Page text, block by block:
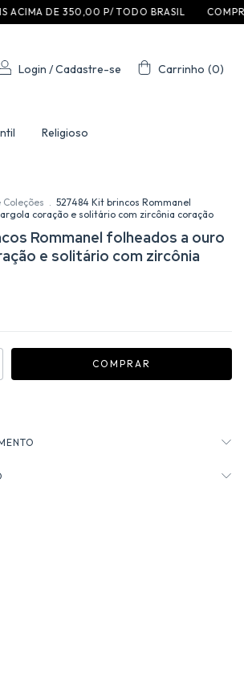
A D E 3 5 0 ,0 0 P / T O D O B R A S I L C O M P R E E G A
Login /Cadastre-se Carrinho (0)
Religioso
. 527484 Kit brincos Rommanel
coração e solitário com zircônia coração
Rommanel folheados a ouro
e solitário com zircônia